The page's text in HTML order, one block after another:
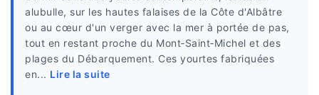
alubulle, sur les hautes falaises de la Côte d'Albâtre
ou au cœur d'un verger avec la mer à portée de pas,
tout en restant proche du Mont‑Saint‑Michel et des
plages du Débarquement. Ces yourtes fabriquées
en... Lire la suite